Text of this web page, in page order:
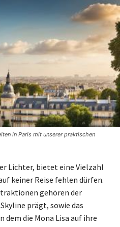
in Paris mit unserer praktischen
Lichter, bietet eine Vielzahl
keiner Reise fehlen dürfen.
gehören der
prägt, sowie das
dem die Mona Lisa auf ihre